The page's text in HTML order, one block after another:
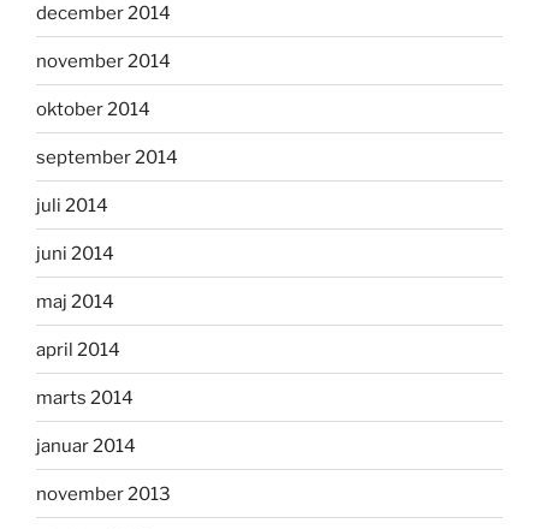
december 2014
november 2014
oktober 2014
september 2014
juli 2014
juni 2014
maj 2014
april 2014
marts 2014
januar 2014
november 2013